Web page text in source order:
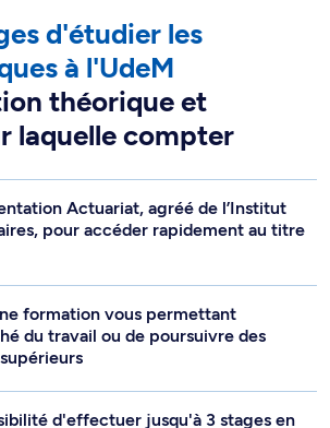
d'étudier les
à l'UdeM
théorique et
laquelle compter
Actuariat, agréé de l’Institut
pour accéder rapidement au titre
formation vous permettant
du travail ou de poursuivre des
d'effectuer jusqu'à 3 stages en